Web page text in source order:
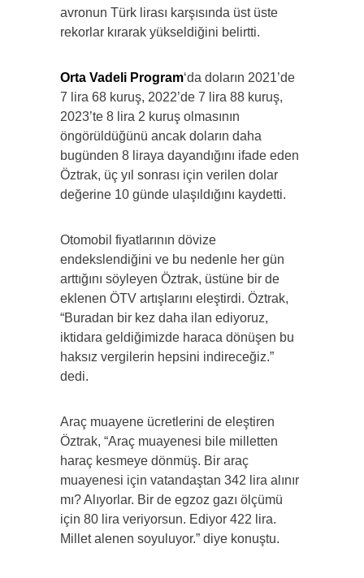
avronun Türk lirası karşısında üst üste
rekorlar kırarak yükseldiğini belirtti.
Orta Vadeli Program‘da doların 2021’de
7 lira 68 kuruş, 2022’de 7 lira 88 kuruş,
2023’te 8 lira 2 kuruş olmasının
öngörüldüğünü ancak doların daha
bugünden 8 liraya dayandığını ifade eden
Öztrak, üç yıl sonrası için verilen dolar
değerine 10 günde ulaşıldığını kaydetti.
Otomobil fiyatlarının dövize
endekslendiğini ve bu nedenle her gün
arttığını söyleyen Öztrak, üstüne bir de
eklenen ÖTV artışlarını eleştirdi. Öztrak,
“Buradan bir kez daha ilan ediyoruz,
iktidara geldiğimizde haraca dönüşen bu
haksız vergilerin hepsini indireceğiz.”
dedi.
Araç muayene ücretlerini de eleştiren
Öztrak, “Araç muayenesi bile milletten
haraç kesmeye dönmüş. Bir araç
muayenesi için vatandaştan 342 lira alınır
mı? Alıyorlar. Bir de egzoz gazı ölçümü
için 80 lira veriyorsun. Ediyor 422 lira.
Millet alenen soyuluyor.” diye konuştu.